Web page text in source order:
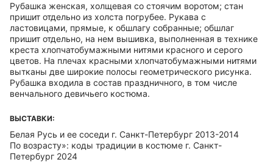
Рубашка женская, холщевая со стоячим воротом; стан
пришит отдельно из холста погрубее. Рукава с
ластовицами, прямые, к обшлагу собранные; обшлаг
пришит отдельно, на нем вышивка, выполненная в технике
креста хлопчатобумажными нитями красного и серого
цветов. На плечах красными хлопчатобумажными нитями
вытканы две широкие полосы геометрического рисунка.
Рубашка входила в состав праздничного, в том числе
венчального девичьего костюма.
ВЫСТАВКИ:
Белая Русь и ее соседи г. Санкт-Петербург 2013-2014
По возрасту»: коды традиции в костюме г. Санкт-
Петербург 2024